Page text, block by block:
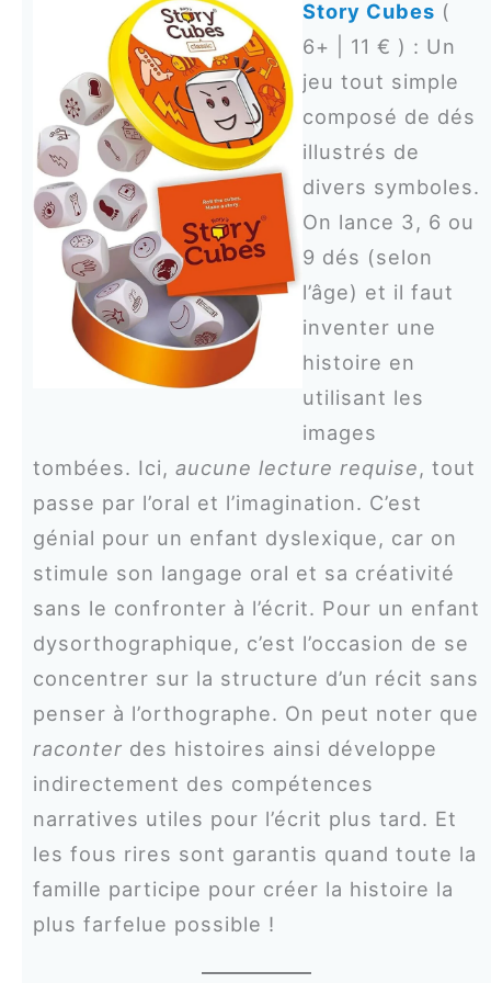
Story Cubes (
6+ | 11 € ) : Un
jeu tout simple
composé de dés
illustrés de
divers symboles.
On lance 3, 6 ou
9 dés (selon
l’âge) et il faut
inventer une
histoire en
utilisant les
images
tombées. Ici, aucune lecture requise, tout
passe par l’oral et l’imagination. C’est
génial pour un enfant dyslexique, car on
stimule son langage oral et sa créativité
sans le confronter à l’écrit. Pour un enfant
dysorthographique, c’est l’occasion de se
concentrer sur la structure d’un récit sans
penser à l’orthographe. On peut noter que
raconter des histoires ainsi développe
indirectement des compétences
narratives utiles pour l’écrit plus tard. Et
les fous rires sont garantis quand toute la
famille participe pour créer la histoire la
plus farfelue possible !